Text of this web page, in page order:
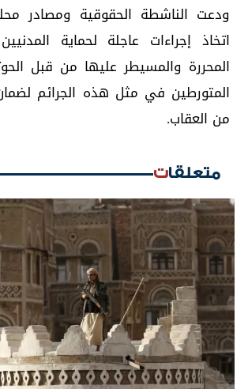
ودعت الناشطة الحقوقية ومصادر
اتخاذ إجراءات عاجلة لحماية
المحررة والمسيطر عليها من قبل
المتورطين في مثل هذه الجرائم
من العقاب.
متعلقات